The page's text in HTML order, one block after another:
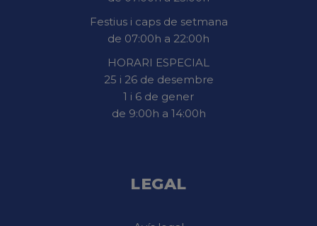
Festius i caps de setmana
de 07:00h a 22:00h
HORARI ESPECIAL
25 i 26 de desembre
1 i 6 de gener
de 9:00h a 14:00h
LEGAL